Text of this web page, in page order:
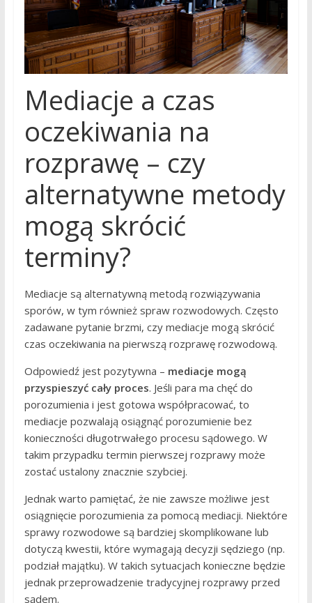
Mediacje a czas
oczekiwania na
rozprawę – czy
alternatywne metody
mogą skrócić
terminy?
Mediacje są alternatywną metodą rozwiązywania
sporów, w tym również spraw rozwodowych. Często
zadawane pytanie brzmi, czy mediacje mogą skrócić
czas oczekiwania na pierwszą rozprawę rozwodową.
Odpowiedź jest pozytywna – mediacje mogą
przyspieszyć cały proces. Jeśli para ma chęć do
porozumienia i jest gotowa współpracować, to
mediacje pozwalają osiągnąć porozumienie bez
konieczności długotrwałego procesu sądowego. W
takim przypadku termin pierwszej rozprawy może
zostać ustalony znacznie szybciej.
Jednak warto pamiętać, że nie zawsze możliwe jest
osiągnięcie porozumienia za pomocą mediacji. Niektóre
sprawy rozwodowe są bardziej skomplikowane lub
dotyczą kwestii, które wymagają decyzji sędziego (np.
podział majątku). W takich sytuacjach konieczne będzie
jednak przeprowadzenie tradycyjnej rozprawy przed
sądem.